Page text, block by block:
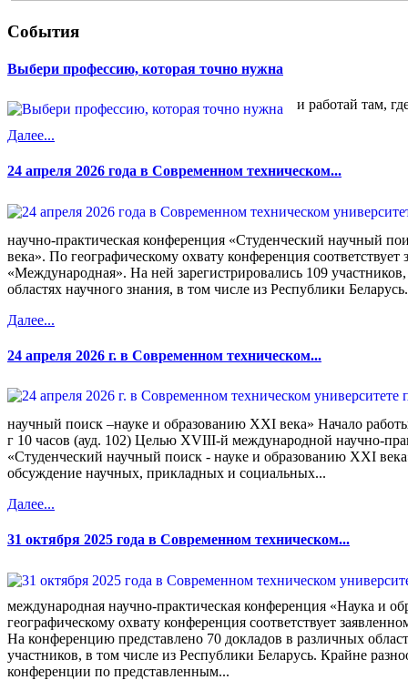
События
Выбери профессию, которая точно нужна
и работай там,
Далее...
24 апреля 2026 года в Современном техническом...
научно-практическая конференция «Студенческий научный
века». По географическому охвату конференция соответствует
«Международная». На ней зарегистрировались 109
областях научного знания, в том числе из Республики
Далее...
24 апреля 2026 г. в Современном техническом...
научный поиск –науке и образованию XXI века» Начало
г 10 часов (ауд. 102) Целью XVIII-й международной научно-
«Студенческий научный поиск - науке и образованию XXI
обсуждение научных, прикладных и социальных...
Далее...
31 октября 2025 года в Современном техническом...
международная научно-практическая конференция «Наука и
географическому охвату конференция соответствует
На конференцию представлено 70 докладов в различных
участников, в том числе из Республики Беларусь. Крайне
конференции по представленным...